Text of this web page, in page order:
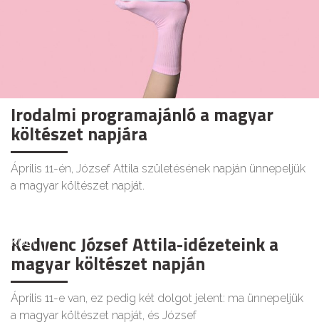
Irodalmi programajánló a magyar
költészet napjára
Április 11-én, József Attila születésének napján ünnepeljük
a magyar költészet napját.
KULT
Kedvenc József Attila-idézeteink a
magyar költészet napján
Április 11-e van, ez pedig két dolgot jelent: ma ünnepeljük
a magyar költészet napját, és József